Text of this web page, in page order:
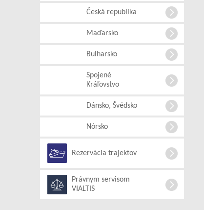
Česká republika
Maďarsko
Bulharsko
Spojené
Kráľovstvo
Dánsko, Švédsko
Nórsko
Rezervácia trajektov
Právnym servisom
VIALTIS